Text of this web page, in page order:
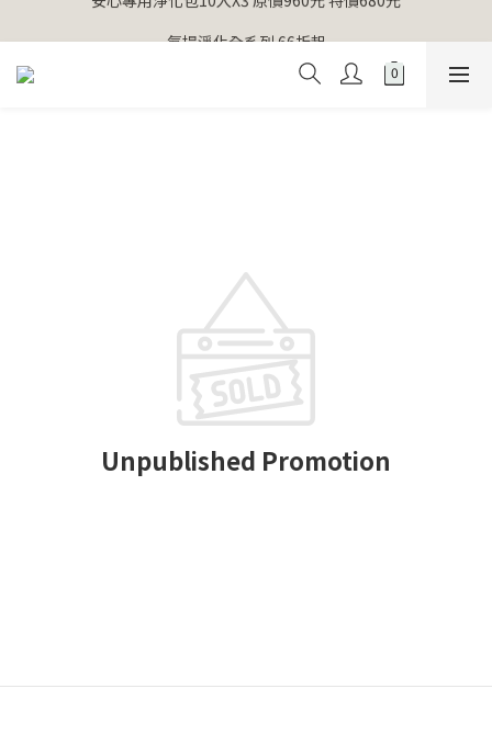
氣場淨化全系列 66折起
【官網獨家】首次消費 不限金額 即送 香遇熊超人行李吊牌
Unpublished Promotion